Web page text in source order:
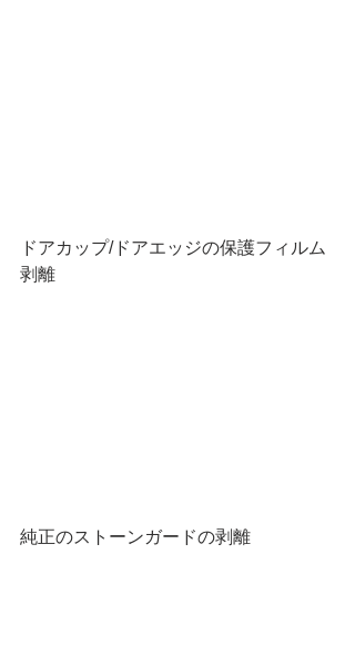
ドアカップ/ドアエッジの保護フィルム
剥離
純正のストーンガードの剥離